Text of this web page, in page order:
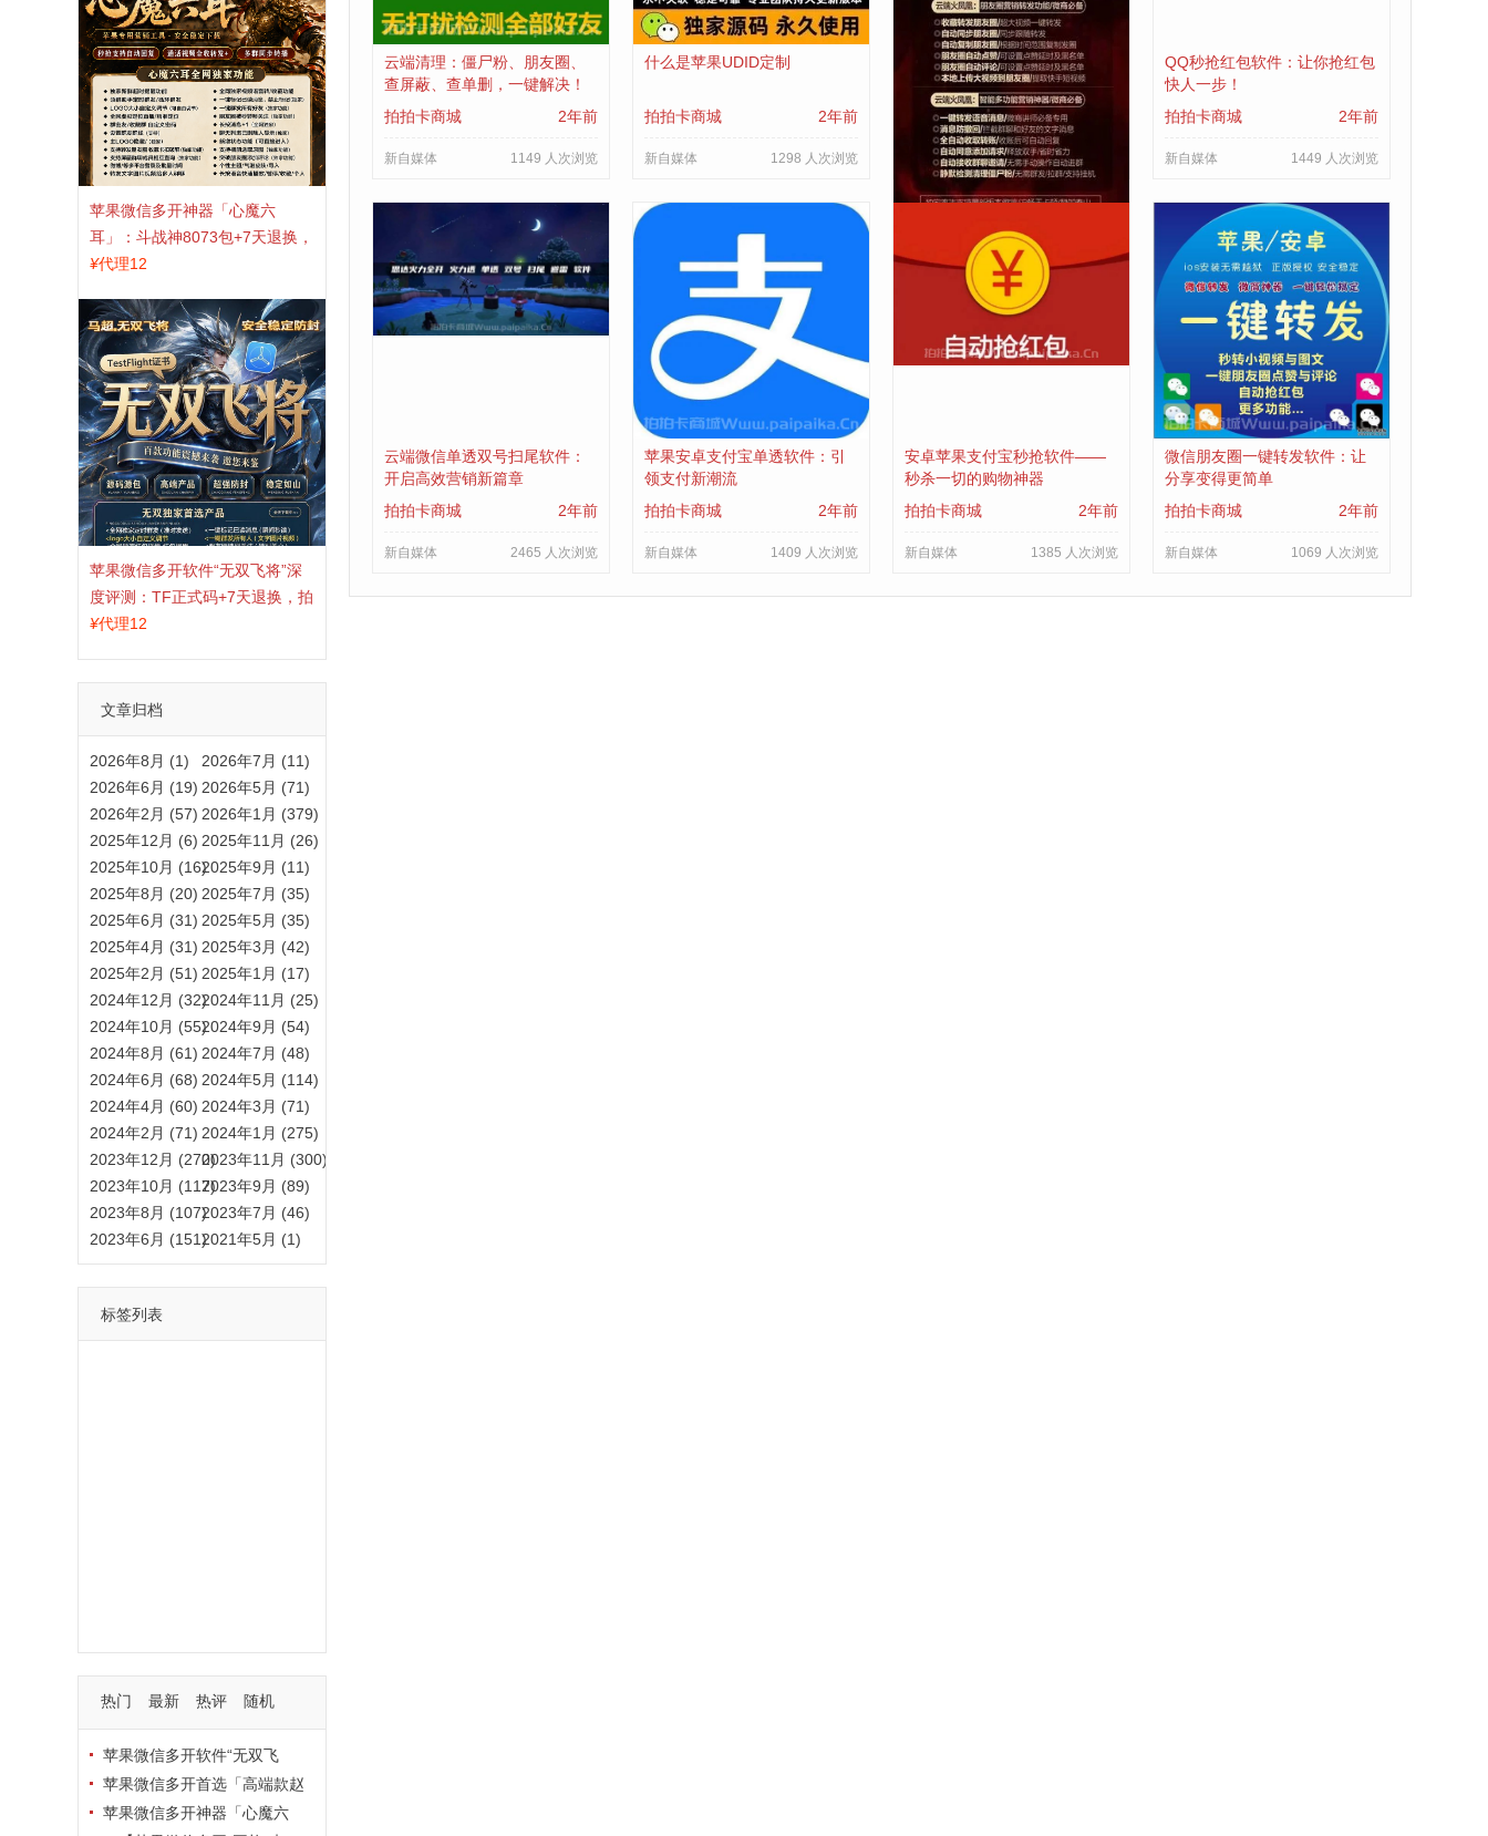
苹果微信多开神器「心魔六
耳」：斗战神8073包+7天退换，
认准拍拍卡激活码商城
¥代理12
苹果微信多开软件“无双飞将”深
度评测：TF正式码+7天退换，拍
拍卡激活码商城正品保障
¥代理12
文章归档
2026年8月 (1)
2026年7月 (11)
2026年6月 (19) 2026年5月 (71)
2026年2月 (57) 2026年1月 (379)
2025年12月 (6) 2025年11月 (26)
2025年10月 (16)2025年9月 (11)
2025年8月 (20) 2025年7月 (35)
2025年6月 (31) 2025年5月 (35)
2025年4月 (31) 2025年3月 (42)
2025年2月 (51) 2025年1月 (17)
2024年12月 (32)2024年11月 (25)
2024年10月 (55)2024年9月 (54)
2024年8月 (61) 2024年7月 (48)
2024年6月 (68) 2024年5月 (114)
2024年4月 (60) 2024年3月 (71)
2024年2月 (71) 2024年1月 (275)
2023年12月 (270)2023年11月 (300)
2023年10月 (117)2023年9月 (89)
2023年8月 (107)2023年7月 (46)
2023年6月 (151)2021年5月 (1)
标签列表
热门 最新 热评 随机
苹果微信多开软件“无双飞
将”深度评测：TF正式码+7天退
换，拍拍卡激活码商城正品保障
苹果微信多开首选「高端款赵
云」：TF正式码+斗战神8073
苹果微信多开神器「心魔六
云端清理：僵尸粉、朋友圈、
查屏蔽、查单删，一键解决！
拍拍卡商城
2年前
新自媒体 1149 人次浏览
什么是苹果UDID定制
拍拍卡商城 2年前
新自媒体 1298 人次浏览
云端转发上传大视频软件：重
塑在线视频分享体验
拍拍卡商城
新自媒体 1158 人次浏览
QQ秒抢红包软件：让你抢红包
快人一步！
拍拍卡商城
2年前
新自媒体 1449 人次浏览
云端微信单透双号扫尾软件：
开启高效营销新篇章
拍拍卡商城
2年前
新自媒体 2465 人次浏览
苹果安卓支付宝单透软件：引
领支付新潮流
拍拍卡商城
2年前
新自媒体 1409 人次浏览
安卓苹果支付宝秒抢软件——
秒杀一切的购物神器
拍拍卡商城
2年前
新自媒体 1385 人次浏览
微信朋友圈一键转发软件：让
分享变得更简单
拍拍卡商城
2年前
新自媒体 1069 人次浏览